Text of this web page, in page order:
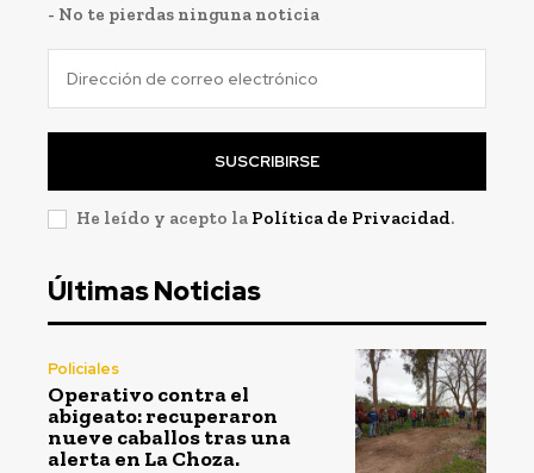
- No te pierdas ninguna noticia
SUSCRIBIRSE
He leído y acepto la Política de Privacidad.
Últimas Noticias
Policiales
Operativo contra el
abigeato: recuperaron
nueve caballos tras una
alerta en La Choza.